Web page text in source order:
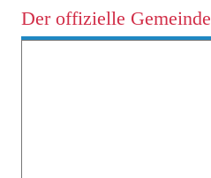
Der offizielle